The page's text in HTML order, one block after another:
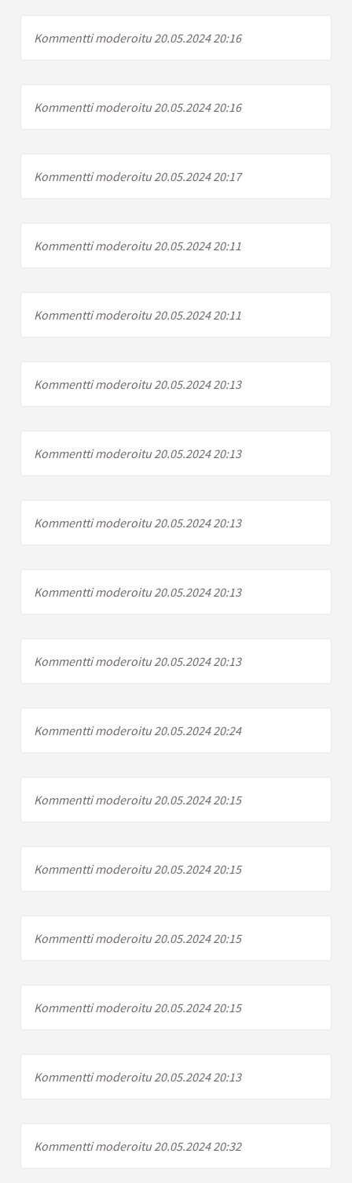
Kommentti moderoitu 20.05.2024 20:16
Kommentti moderoitu 20.05.2024 20:16
Kommentti moderoitu 20.05.2024 20:17
Kommentti moderoitu 20.05.2024 20:11
Kommentti moderoitu 20.05.2024 20:11
Kommentti moderoitu 20.05.2024 20:13
Kommentti moderoitu 20.05.2024 20:13
Kommentti moderoitu 20.05.2024 20:13
Kommentti moderoitu 20.05.2024 20:13
Kommentti moderoitu 20.05.2024 20:13
Kommentti moderoitu 20.05.2024 20:24
Kommentti moderoitu 20.05.2024 20:15
Kommentti moderoitu 20.05.2024 20:15
Kommentti moderoitu 20.05.2024 20:15
Kommentti moderoitu 20.05.2024 20:15
Kommentti moderoitu 20.05.2024 20:13
Kommentti moderoitu 20.05.2024 20:32